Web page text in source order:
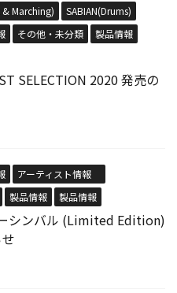
& Marching)
SABIAN(Drums)
その他・未分類
製品情報
SELECTION 2020 発売の
アーティスト情報
製品情報 製品情報
シンバル (Limited Edition)